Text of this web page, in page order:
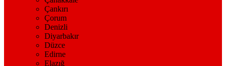
Çankırı
Çorum
Denizli
Diyarbakır
Düzce
Edirne
Elazığ